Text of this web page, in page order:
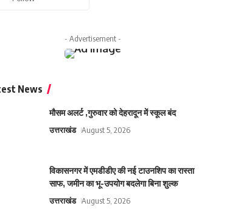
- Advertisement -
News
मौसम अलर्ट ,गुरुवार को देहरादून में स्कूल बंद
उत्तराखंड August 5, 2026
विकासनगर में एमडीडीए की नई टाउनशिप का रास्ता
साफ, जमीन का भू-उपयोग बदलेगा बिना शुल्क
उत्तराखंड August 5, 2026